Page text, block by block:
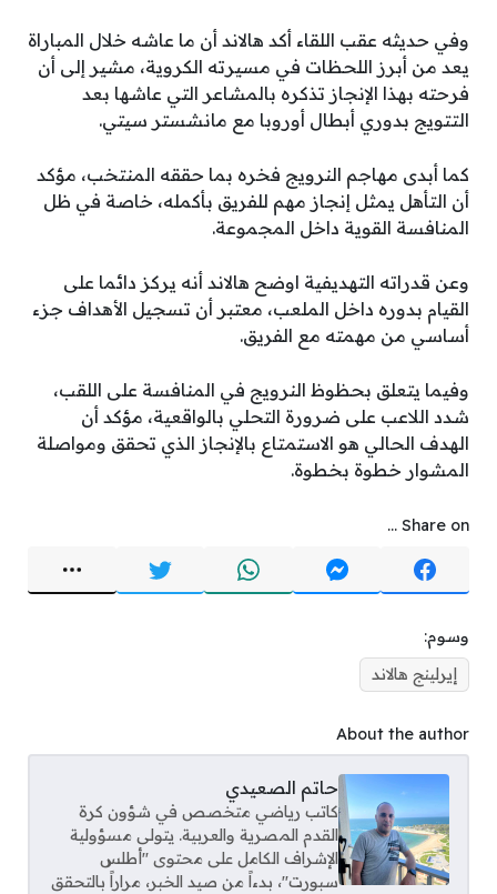
وفي حديثه عقب اللقاء أكد هالاند أن ما عاشه خلال المباراة
يعد من أبرز اللحظات في مسيرته الكروية، مشير إلى أن
فرحته بهذا الإنجاز تذكره بالمشاعر التي عاشها بعد
التتويج بدوري أبطال أوروبا مع مانشستر سيتي.
كما أبدى مهاجم النرويج فخره بما حققه المنتخب، مؤكد
أن التأهل يمثل إنجاز مهم للفريق بأكمله، خاصة في ظل
المنافسة القوية داخل المجموعة.
وعن قدراته التهديفية اوضح هالاند أنه يركز دائما على
القيام بدوره داخل الملعب، معتبر أن تسجيل الأهداف جزء
أساسي من مهمته مع الفريق.
وفيما يتعلق بحظوظ النرويج في المنافسة على اللقب،
شدد اللاعب على ضرورة التحلي بالواقعية، مؤكد أن
الهدف الحالي هو الاستمتاع بالإنجاز الذي تحقق ومواصلة
المشوار خطوة بخطوة.
Share on ...
وسوم:
إيرلينج هالاند
About the author
حاتم الصعيدي
كاتب رياضي متخصص في شؤون كرة
القدم المصرية والعربية. يتولى مسؤولية
الإشراف الكامل على محتوى "أطلس
سبورت"، بدءاً من صيد الخبر، مراراً بالتحقق